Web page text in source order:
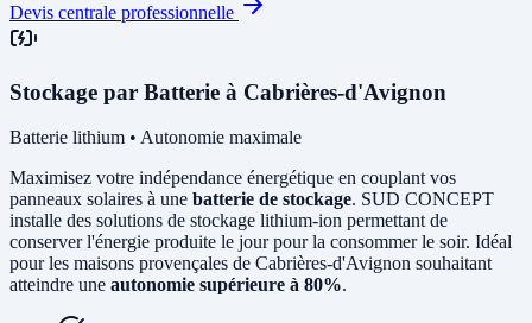
Devis centrale professionnelle
Stockage par Batterie à Cabrières-d'Avignon
Batterie lithium • Autonomie maximale
Maximisez votre indépendance énergétique en couplant vos
panneaux solaires à une batterie de stockage. SUD CONCEPT
installe des solutions de stockage lithium-ion permettant de
conserver l'énergie produite le jour pour la consommer le soir. Idéal
pour les maisons provençales de Cabrières-d'Avignon souhaitant
atteindre une autonomie supérieure à 80%.